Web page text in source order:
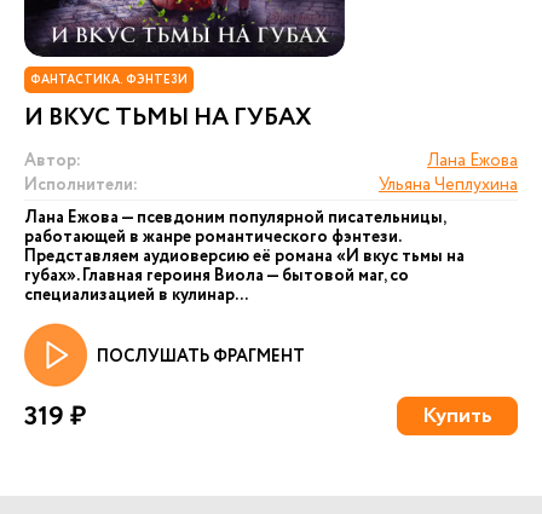
ФАНТАСТИКА. ФЭНТЕЗИ
И ВКУС ТЬМЫ НА ГУБАХ
Автор:
Лана Ежова
Исполнители:
Ульяна Чеплухина
Лана Ежова — псевдоним популярной писательницы,
работающей в жанре романтического фэнтези.
Представляем аудиоверсию её романа «И вкус тьмы на
губах». Главная героиня Виола — бытовой маг, со
специализацией в кулинар...
ПОСЛУШАТЬ ФРАГМЕНТ
319 ₽ Купить